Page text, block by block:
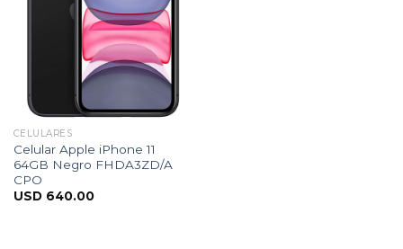
CELULARES
Celular Apple iPhone 11
64GB Negro FHDA3ZD/A
CPO
USD 640.00